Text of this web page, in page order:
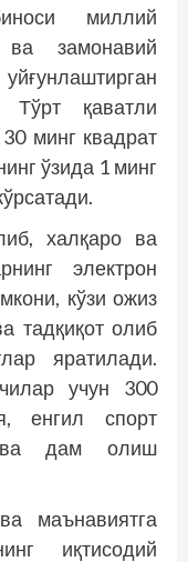
миллий
ва замонавий
Тўрт қаватли
минг квадрат
ўзида 1 минг
халқаро ва
электрон
кўзи ожиз
тадқиқот олиб
яратилади.
учун 300
енгил спорт
ва дам олиш
маънавиятга
иқтисодий